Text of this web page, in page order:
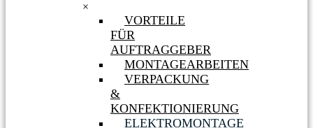
×
VORTEILE
FÜR
AUFTRAGGEBER
MONTAGEARBEITEN
VERPACKUNG
&
KONFEKTIONIERUNG
ELEKTROMONTAGE